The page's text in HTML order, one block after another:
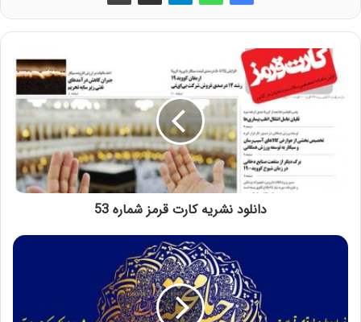
دانلود نشریه کارت قرمز شماره 53